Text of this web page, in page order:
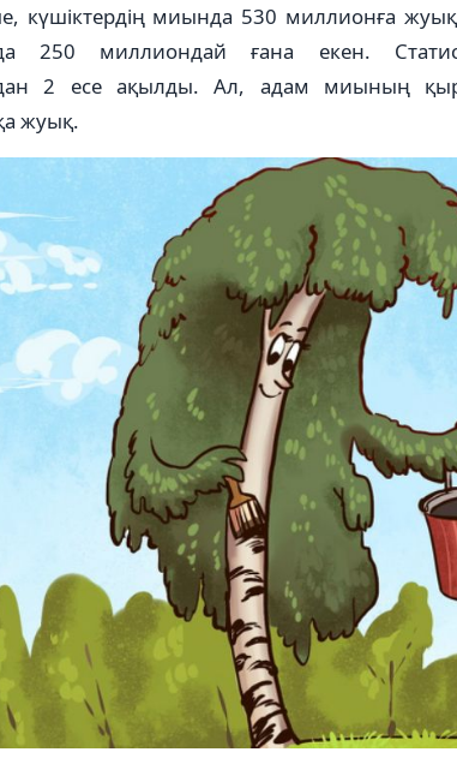
күшіктердің миында 530 миллионға
250 миллиондай ғана екен.
2 есе ақылды. Ал, адам миының
жуық.